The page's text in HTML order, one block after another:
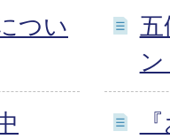
つい
五